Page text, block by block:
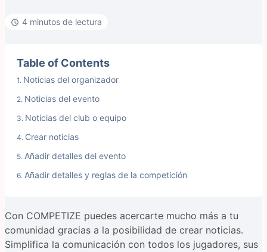
4 minutos de lectura
Table of Contents
Noticias del organizador
Noticias del evento
Noticias del club o equipo
Crear noticias
Añadir detalles del evento
Añadir detalles y reglas de la competición
Con COMPETIZE puedes acercarte mucho más a tu
comunidad gracias a la posibilidad de crear noticias.
Simplifica la comunicación con todos los jugadores, sus